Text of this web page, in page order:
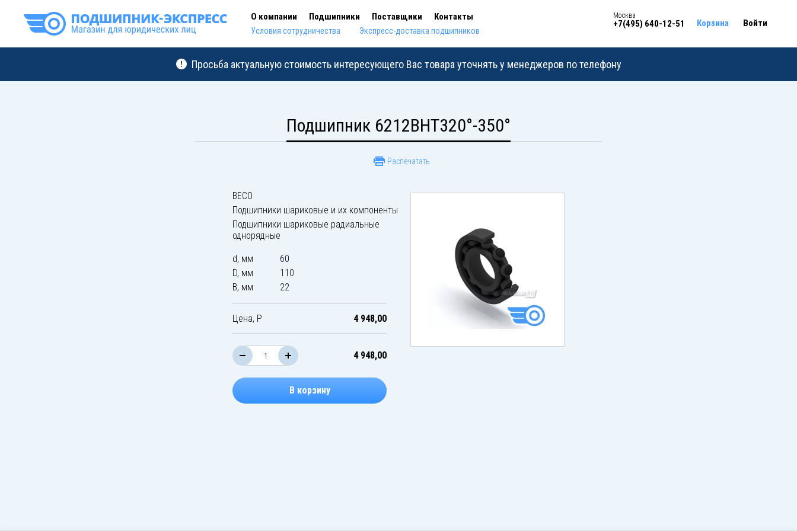
О компании Подшипники Поставщики Контакты
Условия сотрудничества Экспресс-доставка подшипников
Москва
+7(495) 640-12-51 Корзина Войти
Просьба актуальную стоимость интересующего Вас товара уточнять у менеджеров по телефону
Подшипник 6212BHT320°-350°
Распечатать
BECO
Подшипники шариковые и их компоненты
Подшипники шариковые радиальные
однорядные
d, мм
60
D, мм
110
B, мм
22
Цена, Р 4 948,00
4 948,00
В корзину